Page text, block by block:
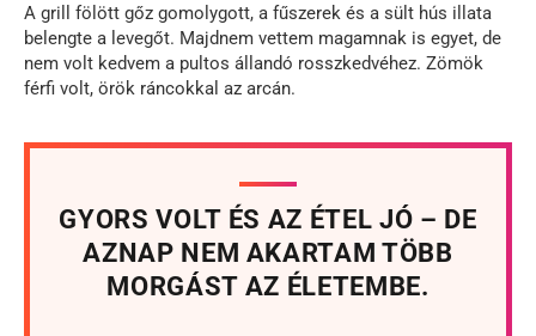
A grill fölött gőz gomolygott, a fűszerek és a sült hús illata
belengte a levegőt. Majdnem vettem magamnak is egyet, de
nem volt kedvem a pultos állandó rosszkedvéhez. Zömök
férfi volt, örök ráncokkal az arcán.
GYORS VOLT ÉS AZ ÉTEL JÓ – DE
AZNAP NEM AKARTAM TÖBB
MORGÁST AZ ÉLETEMBE.